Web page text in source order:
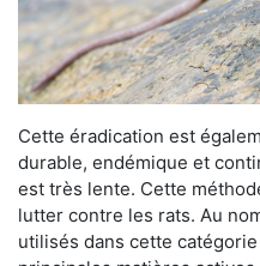
Cette éradication est
durable, endémique et
est très lente. Cette
lutter contre les rats. Au
utilisés dans cette